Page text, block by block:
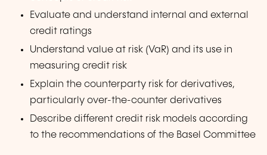
Evaluate and understand internal and external
credit ratings
Understand value at risk (VaR) and its use in
measuring credit risk
Explain the counterparty risk for derivatives,
particularly over-the-counter derivatives
Describe different credit risk models according
to the recommendations of the Basel Committee